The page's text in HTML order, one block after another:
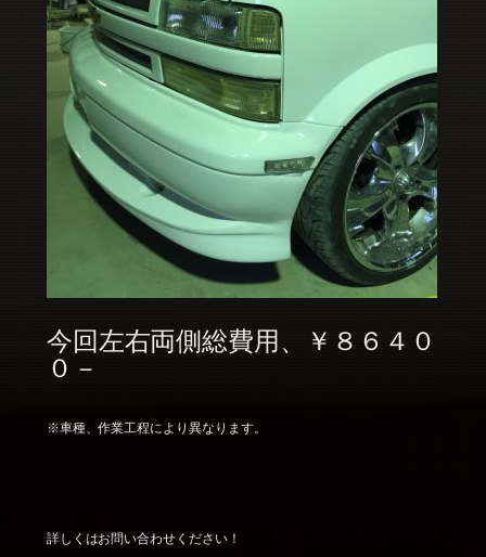
今回左右両側総費用、￥８６４０
０－
※車種、作業工程により異なります。
詳しくはお問い合わせください！